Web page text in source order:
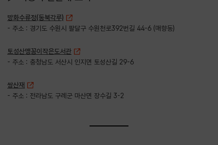
방화수류정(동북각루)
- 주소 : 경기도 수원시 팔달구 수원천로392번길 44-6 (매향동)
토성산맹꽁이작은도서관
- 주소 : 충청남도 서산시 인지면 토성산길 29-6
쌍산재
- 주소 : 전라남도 구례군 마산면 장수길 3-2